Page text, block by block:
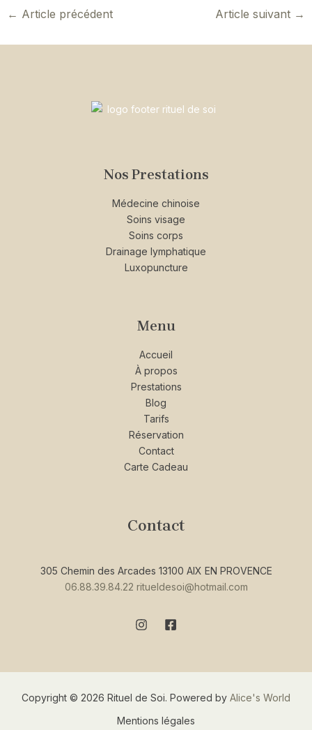
← Article précédent Article suivant →
Nos Prestations
Médecine chinoise
Soins visage
Soins corps
Drainage lymphatique
Luxopuncture
Menu
Accueil
À propos
Prestations
Blog
Tarifs
Réservation
Contact
Carte Cadeau
Contact
305 Chemin des Arcades 13100 AIX EN PROVENCE
06.88.39.84.22 ritueldesoi@hotmail.com
Copyright © 2026 Rituel de Soi. Powered by Alice's World
Mentions légales